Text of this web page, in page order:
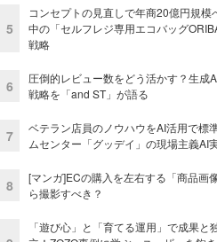
5
コンセプトの見直しで年商20億円規
中の「セルフレジ専用エコバッグ
戦略
6
圧倒的レビュー数をどう活かす？生成
戦略を「and ST」が語る
7
ベテラン店員のノウハウをAI活用で標
ムセンター「グッデイ」の現場主義AI
8
[マンガ]ECの購入を左右する「商品画
ら撮影すべき？
「遊び心」と「育てる運用」で成果と